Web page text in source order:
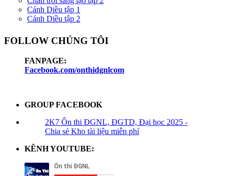
Cánh Diều tập 1
Cánh Diều tập 2
FOLLOW CHÚNG TÔI
FANPAGE:
Facebook.com/onthidgnlcom
GROUP FACEBOOK
2K7 Ôn thi ĐGNL, ĐGTD, Đại học 2025 -
Chia sẻ Kho tài liệu miễn phí
KÊNH YOUTUBE: